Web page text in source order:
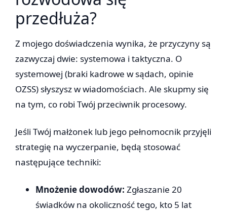
przedłuża?
Z mojego doświadczenia wynika, że przyczyny są
zazwyczaj dwie: systemowa i taktyczna. O
systemowej (braki kadrowe w sądach, opinie
OZSS) słyszysz w wiadomościach. Ale skupmy się
na tym, co robi Twój przeciwnik procesowy.
Jeśli Twój małżonek lub jego pełnomocnik przyjęli
strategię na wyczerpanie, będą stosować
następujące techniki:
Mnożenie dowodów: Zgłaszanie 20
świadków na okoliczność tego, kto 5 lat